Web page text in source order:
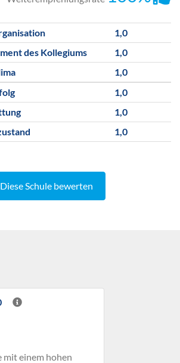
1,0
des Kollegiums
1,0
1,0
1,0
1,0
1,0
Diese Schule bewerten
mit einem hohen